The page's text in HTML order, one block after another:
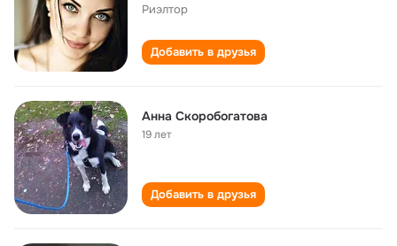
Риэлтор
Добавить в друзья
Анна Скоробогатова
19 лет
Добавить в друзья